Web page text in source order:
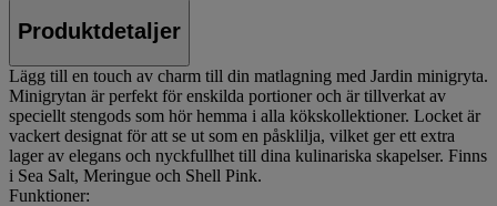
Produktdetaljer
Lägg till en touch av charm till din matlagning med Jardin minigryta.
Minigrytan är perfekt för enskilda portioner och är tillverkat av
speciellt stengods som hör hemma i alla kökskollektioner. Locket är
vackert designat för att se ut som en påsklilja, vilket ger ett extra
lager av elegans och nyckfullhet till dina kulinariska skapelser. Finns
i Sea Salt, Meringue och Shell Pink.
Funktioner: